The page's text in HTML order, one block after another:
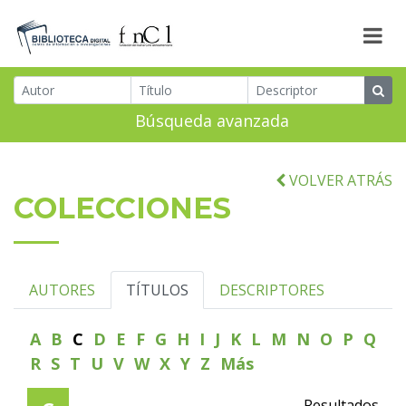
Búsqueda avanzada
VOLVER ATRÁS
COLECCIONES
AUTORES TÍTULOS DESCRIPTORES
A B C D E F G H I J K L M N O P Q
R S T U V W X Y Z Más